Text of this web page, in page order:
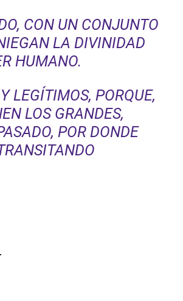
CON UN CONJUNTO
LA DIVINIDAD
HUMANO.
LEGÍTIMOS, PORQUE,
LOS GRANDES,
POR DONDE